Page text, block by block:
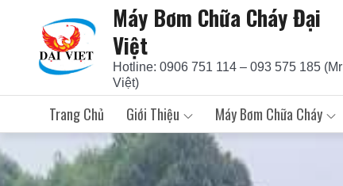
content
Máy Bơm Chữa Cháy Đại
Việt
Hotline: 0906 751 114 – 093 575 185 (Mr
Việt)
Trang Chủ Giới Thiệu Máy Bơm Chữa Cháy